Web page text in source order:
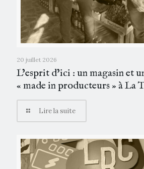
20 juillet 2026
L’esprit d’ici : un magasin et
« made in producteurs » à La
Lire la suite